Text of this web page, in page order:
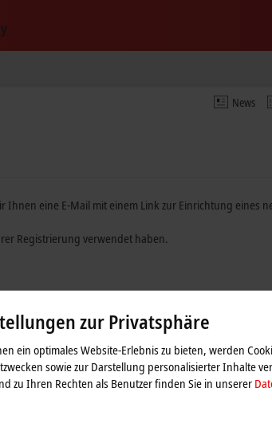
News
eine E-Mail mit einem Link zur Einrichtung eines
Registrierung verwendet haben.
zur Privatsphäre
ein optimales Website-Erlebnis zu bieten, werden
sowie zur Darstellung personalisierter Inhalte
zu Ihren Rechten als Benutzer finden Sie in unserer